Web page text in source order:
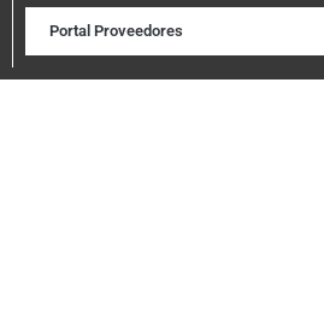
Portal Proveedores